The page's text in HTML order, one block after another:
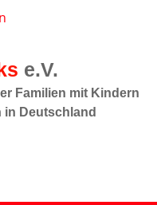
Familien mit Kindern
Deutschland